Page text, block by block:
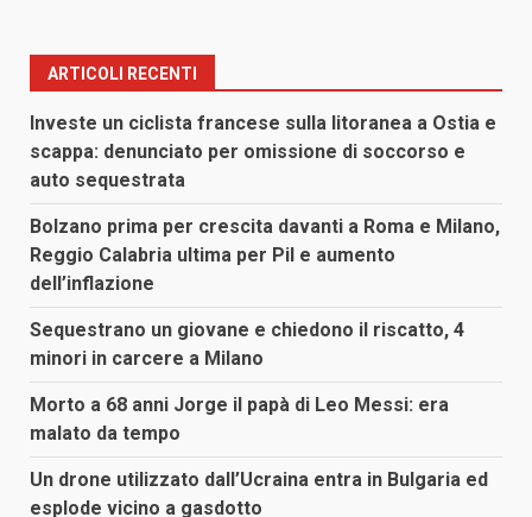
ARTICOLI RECENTI
Investe un ciclista francese sulla litoranea a Ostia e
scappa: denunciato per omissione di soccorso e
auto sequestrata
Bolzano prima per crescita davanti a Roma e Milano,
Reggio Calabria ultima per Pil e aumento
dell’inflazione
Sequestrano un giovane e chiedono il riscatto, 4
minori in carcere a Milano
Morto a 68 anni Jorge il papà di Leo Messi: era
malato da tempo
Un drone utilizzato dall’Ucraina entra in Bulgaria ed
esplode vicino a gasdotto